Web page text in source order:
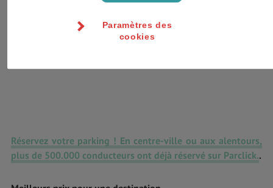
Réservez votre parking ! En centre-ville ou aux alentours,
plus de 500.000 conducteurs ont déjà réservé sur Parclick..
Paramètres des
cookies